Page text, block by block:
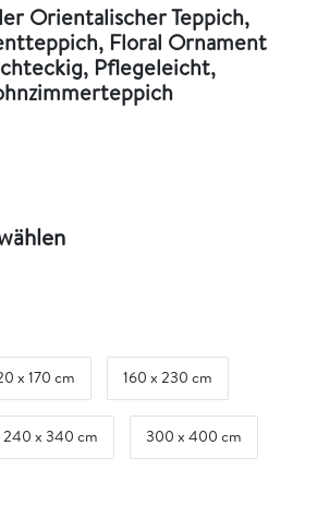
Orientalischer Teppich,
Floral Ornament
Pflegeleicht,
x 170 cm 160 x 230 cm
240 x 340 cm 300 x 400 cm